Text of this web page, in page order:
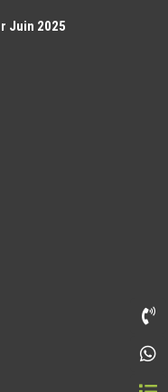
Juin 2025